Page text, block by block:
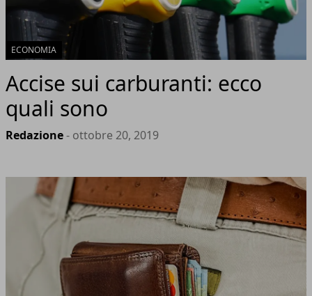
ECONOMIA
Accise sui carburanti: ecco
quali sono
Redazione- ottobre 20, 2019